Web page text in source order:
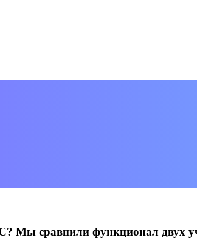
Мы сравнили функционал двух